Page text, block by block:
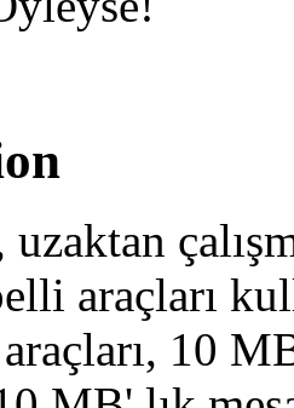
uzaktan
araçları
10